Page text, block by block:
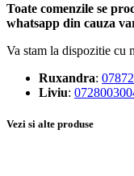
Toate comenzile se
whatsapp din cauza
Va stam la dispozitie cu
Ruxandra:
Liviu:
Vezi si alte produse